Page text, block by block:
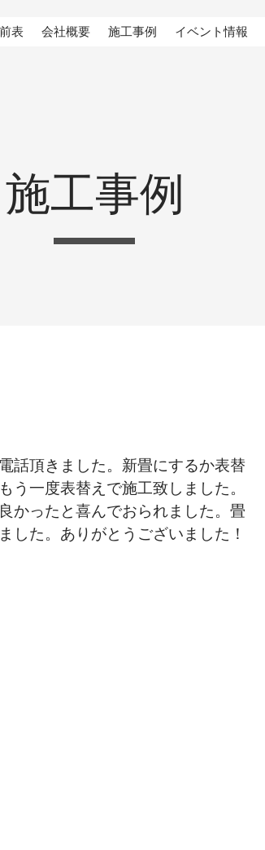
表 会社概要 施工事例 イベント情報
施工事例
話頂きました。新畳にするか表替
う一度表替えで施工致しました。
かったと喜んでおられました。畳
した。ありがとうございました！